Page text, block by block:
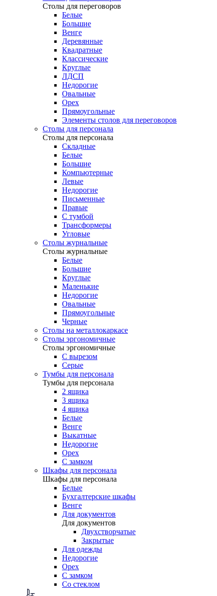
Столы для переговоров
Белые
Большие
Венге
Деревянные
Квадратные
Классические
Круглые
ЛДСП
Недорогие
Овальные
Орех
Прямоугольные
Элементы столов для переговоров
Столы для персонала
Столы для персонала
Cкладные
Белые
Большие
Компьютерные
Левые
Недорогие
Письменные
Правые
С тумбой
Трансформеры
Угловые
Столы журнальные
Столы журнальные
Белые
Большие
Круглые
Маленькие
Недорогие
Овальные
Прямоугольные
Черные
Столы на металлокаркасе
Столы эргономичные
Столы эргономичные
С вырезом
Серые
Тумбы для персонала
Тумбы для персонала
2 ящика
3 ящика
4 ящика
Белые
Венге
Выкатные
Недорогие
Орех
С замком
Шкафы для персонала
Шкафы для персонала
Белые
Бухгалтерские шкафы
Венге
Для документов
Для документов
Двухстворчатые
Закрытые
Для одежды
Недорогие
Орех
С замком
Со стеклом